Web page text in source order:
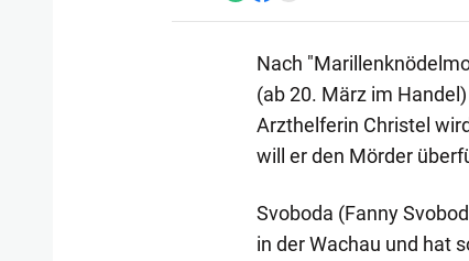
Nach
(ab 20. März im
Arzthelferin Christel
will er den Mörder
Svoboda (Fanny
in der Wachau und hat